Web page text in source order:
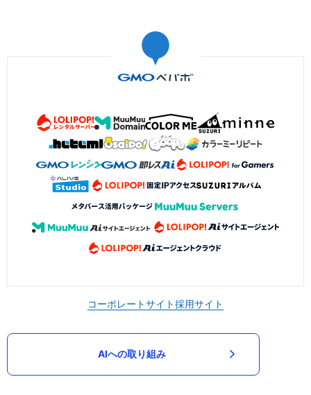
コーポレートサイト採用サイト
AIへの取り組み